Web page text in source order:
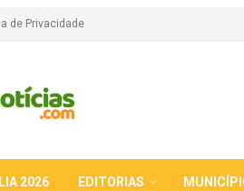
de Privacidade
2026 EDITORIAS